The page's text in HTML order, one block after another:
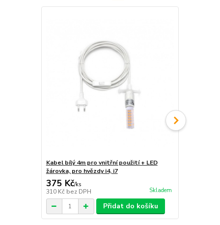
Kabel bílý 4m pro vnitřní použití + LED
žárovka, pro hvězdy i4, i7
375 Kč/ks
310 Kč bez DPH Skladem
Přidat do košíku